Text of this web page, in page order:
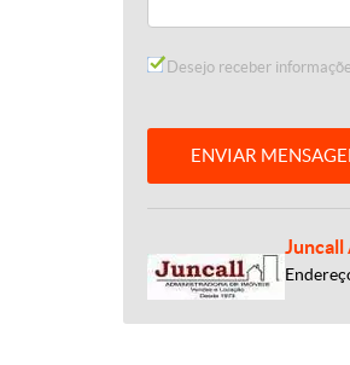
Desejo receber
ENVIAR
Juncall